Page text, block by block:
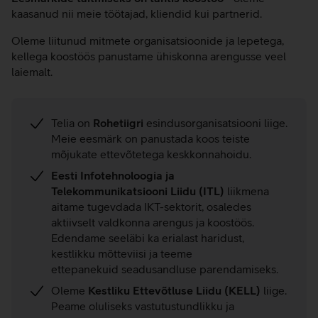
kaasanud nii meie töötajad, kliendid kui partnerid.
Oleme liitunud mitmete organisatsioonide ja lepetega,
kellega koostöös panustame ühiskonna arengusse veel
laiemalt.
Telia on Rohetiigri esindusorganisatsiooni liige.
Meie eesmärk on panustada koos teiste
mõjukate ettevõtetega keskkonnahoidu.
Eesti Infotehnoloogia ja
Telekommunikatsiooni Liidu (ITL) liikmena
aitame tugevdada IKT-sektorit, osaledes
aktiivselt valdkonna arengus ja koostöös.
Edendame seeläbi ka erialast haridust,
kestlikku mõtteviisi ja teeme
ettepanekuid seadusandluse parendamiseks.
Oleme Kestliku Ettevõtluse Liidu (KELL) liige.
Peame oluliseks vastutustundlikku ja